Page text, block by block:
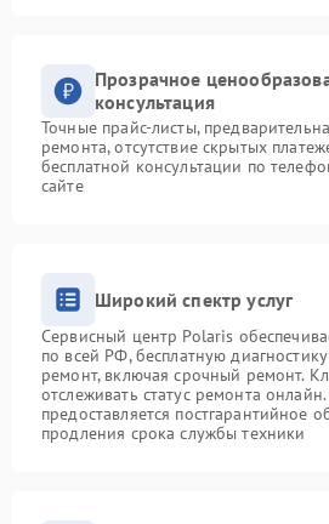
Прозрачное
консультация
Точные прайс-листы,
ремонта, отсутствие скрытых
бесплатной консультации по
сайте
Широкий спектр услуг
Сервисный центр Polaris
по всей РФ, бесплатную
ремонт, включая срочный ремонт.
отслеживать статус ремонта
предоставляется постгарантийное
продления срока службы техники